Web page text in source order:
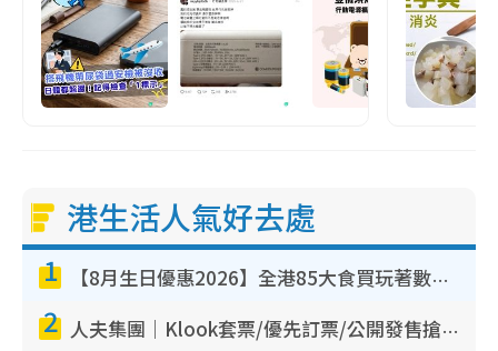
港生活人氣好去處
1 【8月生日優惠2026】全港85大食買玩著數攻略 自助餐/火鍋放題同行免費＋誠品/DONKI送現金券
2 人夫集團｜Klook套票/優先訂票/公開發售搶飛攻略！附票價.購票連結.場地座位表